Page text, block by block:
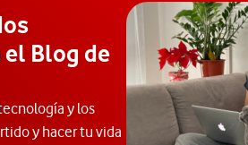
Blog de
y los
y hacer tu vida